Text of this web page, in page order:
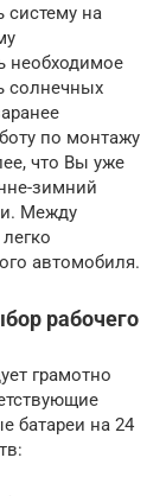
систему на
необходимое
солнечных
по монтажу
что Вы уже
зимний
Между
автомобиля.
рабочего
грамотно
батареи на 24